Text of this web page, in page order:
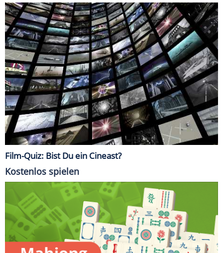
Film-Quiz: Bist Du ein Cineast?
Kostenlos spielen